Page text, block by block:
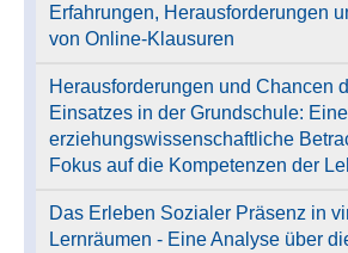
Erfahrungen, Herausforderungen
von Online-Klausuren
Herausforderungen und Chancen
Einsatzes in der Grundschule: Eine
erziehungswissenschaftliche
Fokus auf die Kompetenzen der
Das Erleben Sozialer Präsenz in
Lernräumen - Eine Analyse über